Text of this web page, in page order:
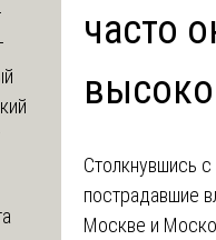
часто
Столкнувшись
пострадавшие
Москве и